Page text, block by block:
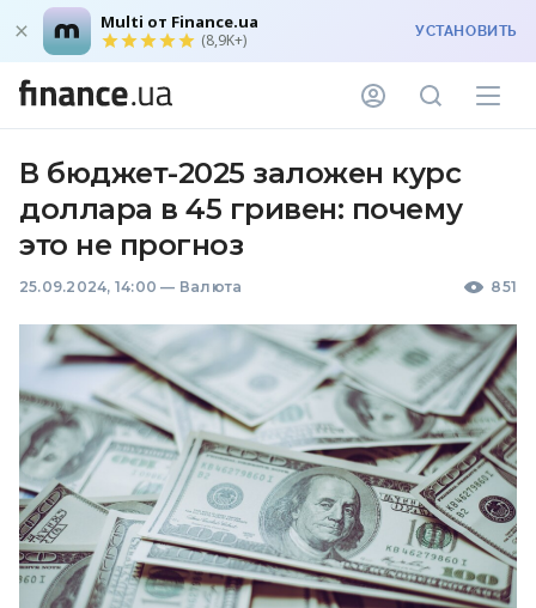
Multi от Finance.ua
(8,9K+) УСТАНОВИТЬ
В бюджет-2025 заложен курс
доллара в 45 гривен: почему
это не прогноз
25.09.2024, 14:00 — Валюта 851